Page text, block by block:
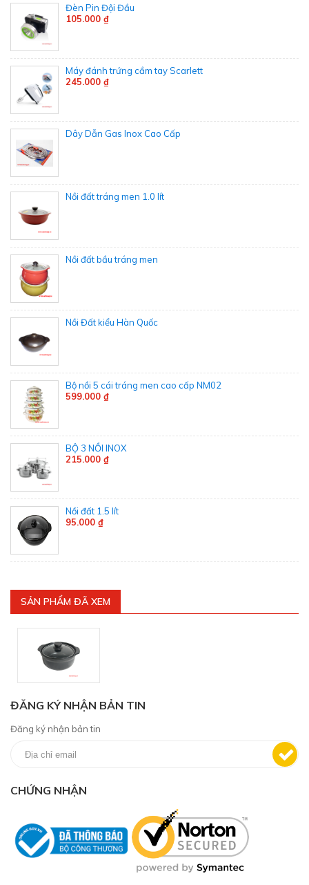
Đèn Pin Đội Đầu
105.000 ₫
Má​y đánh trứng cầm tay Scarlett
245.000 ₫
Dây Dẫn Gas Inox Cao Cấp
Nồi đất tráng men 1.0 lít
Nồi đất bầu tráng men
Nồi Đất kiểu Hàn Quốc
Bộ nồi 5 cái tráng men cao cấp NM02
599.000 ₫
BỘ 3 NỒI INOX
215.000 ₫
Nồi đất 1.5 lít
95.000 ₫
SẢN PHẨM ĐÃ XEM
ĐĂNG KÝ NHẬN BẢN TIN
Đăng ký nhận bản tin
CHỨNG NHẬN